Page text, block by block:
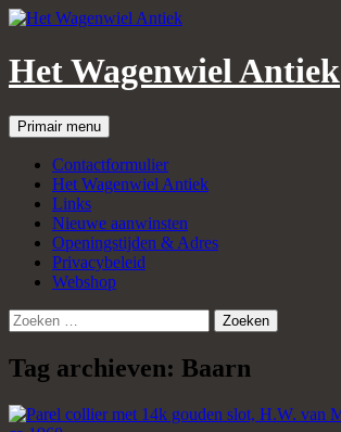
Het Wagenwiel Antiek
Zoeken
Primair menu
naar
inhoud
Contactformulier
Het Wagenwiel Antiek
Links
Nieuwe aanwinsten
Openingstijden & Adres
Privacybeleid
Webshop
Zoeken
naar:
Tag archieven: Baarn